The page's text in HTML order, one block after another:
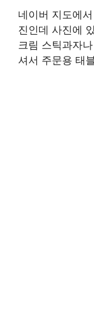
네이버 지도에
진인데 사진에
크림 스틱과자
셔서 주문용 태